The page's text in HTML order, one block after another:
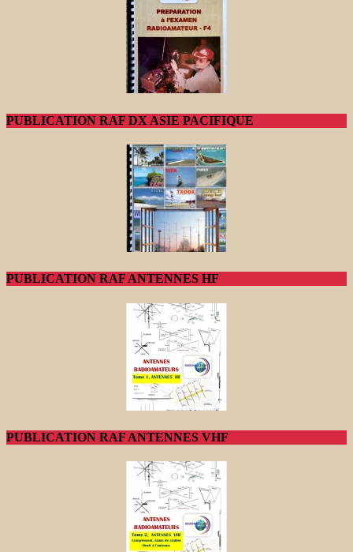
PUBLICATION RAF DX ASIE PACIFIQUE
PUBLICATION RAF ANTENNES HF
PUBLICATION RAF ANTENNES VHF